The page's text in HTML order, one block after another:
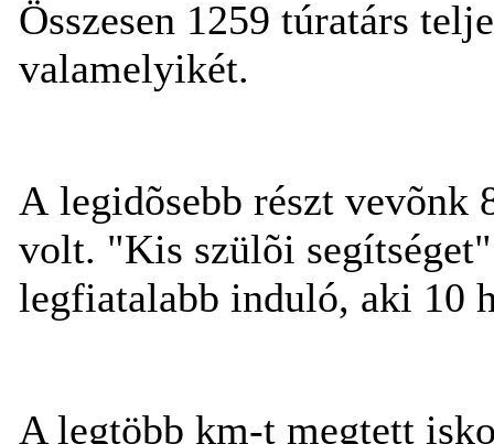
Összesen 1259 túratárs
valamelyikét.
A legidõsebb részt vevõnk
volt. "Kis szülõi
legfiatalabb induló, aki 10
A legtöbb km-t megtett